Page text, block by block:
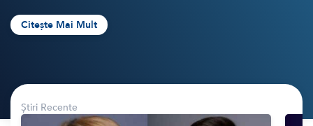
Citește Mai Mult
Știri Recente